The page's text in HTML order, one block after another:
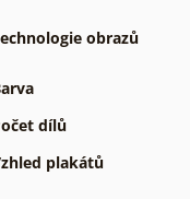
obrazů
dílů
plakátů